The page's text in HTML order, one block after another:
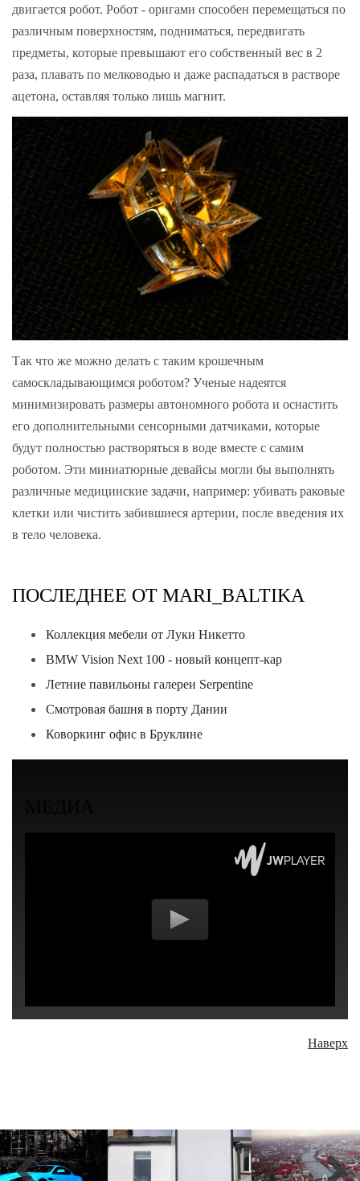
двигается робот. Робот - оригами способен перемещаться по
различным поверхностям, подниматься, передвигать
предметы, которые превышают его собственный вес в 2
раза, плавать по мелководью и даже распадаться в растворе
ацетона, оставляя только лишь магнит.
Так что же можно делать с таким крошечным
самоскладывающимся роботом? Ученые надеятся
минимизировать размеры автономного робота и оснастить
его дополнительными сенсорными датчиками, которые
будут полностью растворяться в воде вместе с самим
роботом. Эти миниатюрные девайсы могли бы выполнять
различные медицинские задачи, например: убивать раковые
клетки или чистить забившиеся артерии, после введения их
в тело человека.
ПОСЛЕДНЕЕ ОТ MARI_BALTIKA
Коллекция мебели от Луки Никетто
BMW Vision Next 100 - новый концепт-кар
Летние павильоны галереи Serpentine
Смотровая башня в порту Дании
Коворкинг офис в Бруклине
Наверх